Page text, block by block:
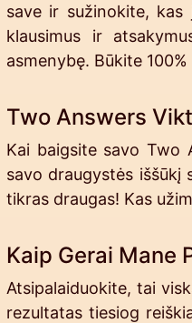
save ir sužinokite, kas
klausimus ir
asmenybę. Būkite
Two Answers
Kai baigsite savo Two
savo draugystės iššūkį
tikras draugas! Kas
Kaip Gerai Mane
Atsipalaiduokite, tai
rezultatas tiesiog